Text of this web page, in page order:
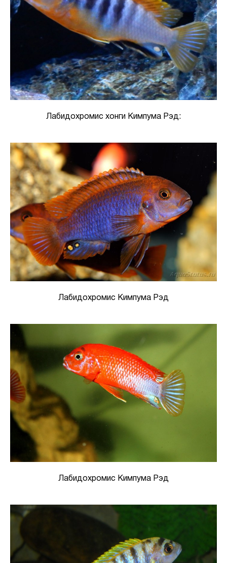
Лабидохромис хонги Кимпума Рэд:
Лабидохромис Кимпума Рэд
Лабидохромис Кимпума Рэд